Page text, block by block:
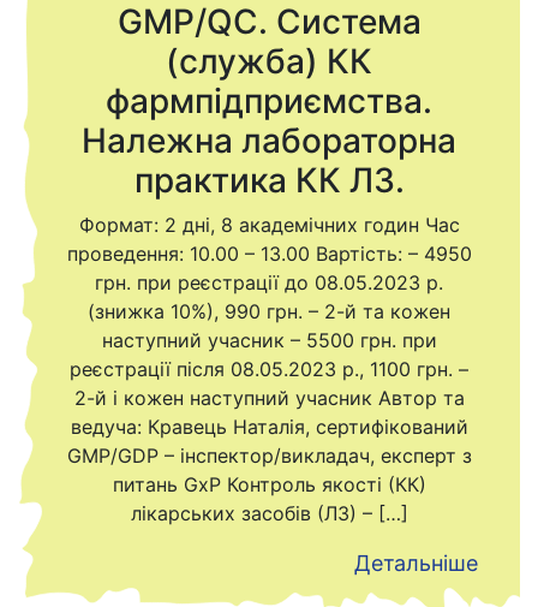
GMP/QC. Система
(служба) КК
фармпідприємства.
Належна лабораторна
практика КК ЛЗ.
Формат: 2 дні, 8 академічних годин Час
проведення: 10.00 – 13.00 Вартість: – 4950
грн. при реєстрації до 08.05.2023 р.
(знижка 10%), 990 грн. – 2-й та кожен
наступний учасник – 5500 грн. при
реєстрації після 08.05.2023 р., 1100 грн. –
2-й і кожен наступний учасник Автор та
ведуча: Кравець Наталія, сертифікований
GMP/GDP – інспектор/викладач, експерт з
питань GxP Контроль якості (КК)
лікарських засобів (ЛЗ) – […]
Детальніше